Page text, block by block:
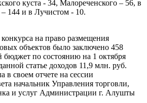
куста - 34, Малореченского – 56, в
144 и в Лучистом - 10.
на право размещения
объектов было заключено 458
бюджет по состоянию на 1 октября
статье доходов 11,9 млн. руб.
в своем отчете на сессии
начальник Управления торговли,
и услуг Администрации г. Алушты